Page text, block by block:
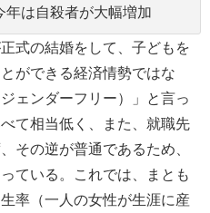
は自殺者が大幅増加
式の結婚をして、子どもを
ができる経済情勢ではな
ェンダーフリー）」と言っ
て相当低く、また、就職先
その逆が普通であるため、
ている。これでは、まとも
率（一人の女性が生涯に産